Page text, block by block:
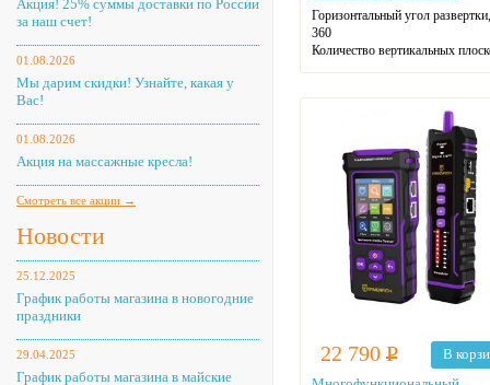
Акция! 25% суммы доставки по России
за наш счет!
01.08.2026
Мы дарим скидки! Узнайте, какая у
Вас!
01.08.2026
Акция на массажные кресла!
Смотреть все акции →
Новости
25.12.2025
График работы магазина в новогодние
праздники
29.04.2025
График работы магазина в майские
Горизонтальный угол
360
Количество вертикальных
22 790 Р
В